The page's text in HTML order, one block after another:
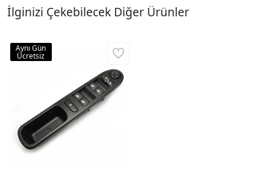
İlginizi Çekebilecek Diğer Ürünler
Aynı Gün
Ücretsiz